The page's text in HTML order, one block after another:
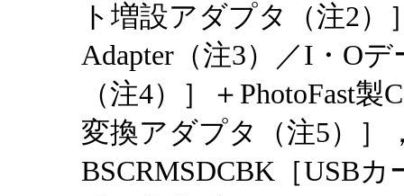
ト増設アダプタ（注2）
Adapter（注3）／I・O
（注4）］＋PhotoFast
変換アダプタ（注5）］
BSCRMSDCBK［USB